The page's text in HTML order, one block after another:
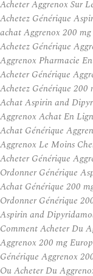
Acheter Aggrenox Sur
Achetez Générique
achat Aggrenox 200
Achetez Générique
Aggrenox Pharmacie
Acheter Générique
Achetez Générique
Achat Aspirin and
Aggrenox Achat En
Achat Générique
Aggrenox Le Moins
Acheter Générique
Ordonner Générique
Achat Générique 200
Ordonner Générique
Aspirin and
Comment Acheter Du
Aggrenox 200 mg
Générique Aggrenox
Ou Acheter Du